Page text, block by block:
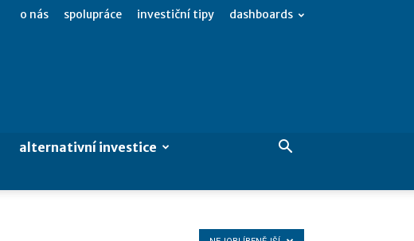
o nás spolupráce investiční tipy dashboards
alternativní investice